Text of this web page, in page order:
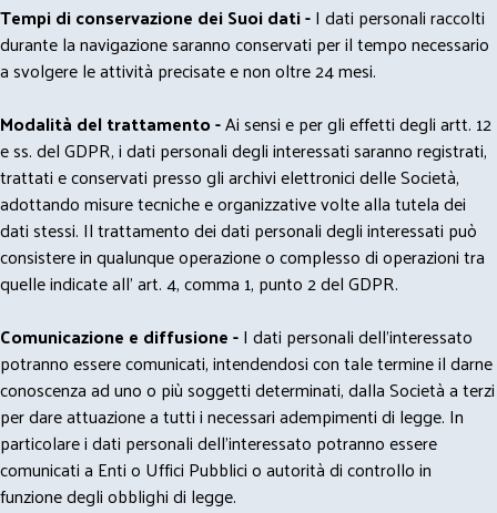
Tempi di conservazione dei Suoi dati -I dati personali raccolti
durante la navigazione saranno conservati per il tempo necessario
a svolgere le attività precisate e non oltre 24 mesi.
Modalità del trattamento -Ai sensi e per gli effetti degli artt. 12
e ss. del GDPR, i dati personali degli interessati saranno registrati,
trattati e conservati presso gli archivi elettronici delle Società,
adottando misure tecniche e organizzative volte alla tutela dei
dati stessi. Il trattamento dei dati personali degli interessati può
consistere in qualunque operazione o complesso di operazioni tra
quelle indicate all' art. 4, comma 1, punto 2 del GDPR.
Comunicazione e diffusione -I dati personali dell’interessato
potranno essere comunicati, intendendosi con tale termine il darne
conoscenza ad uno o più soggetti determinati, dalla Società a terzi
per dare attuazione a tutti i necessari adempimenti di legge. In
particolare i dati personali dell’interessato potranno essere
comunicati a Enti o Uffici Pubblici o autorità di controllo in
funzione degli obblighi di legge.